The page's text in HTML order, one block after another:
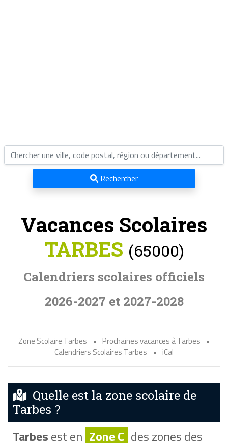
Rechercher
Vacances Scolaires
TARBES (65000)
Calendriers scolaires officiels
2026-2027 et 2027-2028
Zone Scolaire Tarbes • Prochaines vacances à Tarbes
•
Calendriers Scolaires Tarbes
• iCal
Quelle est la zone scolaire de
Tarbes ?
Tarbesest en Zone C des zones des